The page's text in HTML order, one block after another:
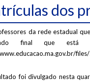
dos
da rede estadual
final que está
foi divulgado nesta